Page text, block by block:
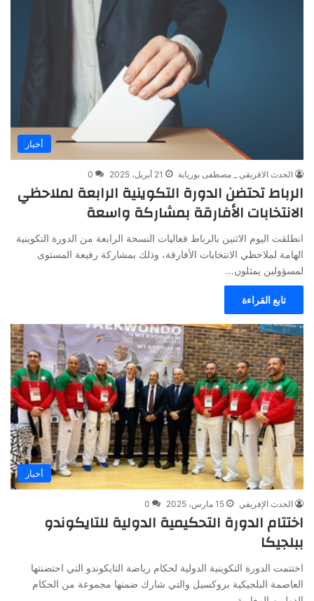
أخبار
الحدث الافريقي _ مصطفى بوريابة 21 أبريل، 2025 0
الرباط تحتضن الدورة التكوينية الرابعة لملاحظي
الانتخابات الأفارقة بمشاركة واسعة
انطلقت اليوم الاثنين بالرباط فعاليات النسخة الرابعة من الدورة التكوينية
الهامة لملاحظي الانتخابات الأفارقة، وذلك بمشاركة رفيعة المستوى
لمسؤولين يمثلون…
تابع القراءة
أخبار
الحدث الإفريقي 15 مارس، 2025 0
اختتام الدورة التحكيمية الدولية للتايكوندو
ببلجيكا
اختتمت الدورة التكوينية الدولية لحكام رياضة التايكوندو التي احتضنتها
العاصمة البلجيكية بروكسيل والتي شارك ضمنها مجموعة من الحكام